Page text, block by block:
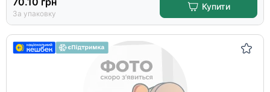
За упаковку
Купити